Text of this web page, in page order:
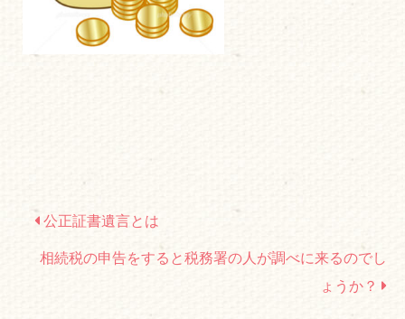
公正証書遺言とは
相続税の申告をすると税務署の人が調べに来るのでし
ょうか？